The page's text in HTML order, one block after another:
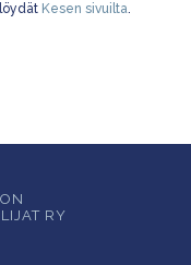
Kesen sivuilta.
RY